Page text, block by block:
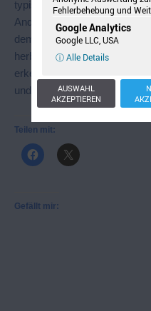
typische chilenische
Anders als in Südamerika
dem leise rauschenden
herbeilocken wollten, damit
erkennen hierzulande
und Therapeuten seine
Teilen mit:
Gefällt mir:
Fehlerbehebung und
Google Analytics
Google LLC, USA
ⓘ Alle Details
AUSWAHL
AKZEPTIEREN